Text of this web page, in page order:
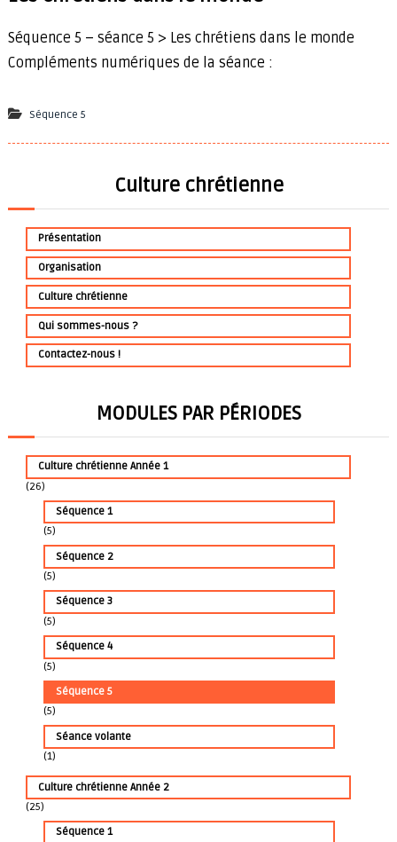
Séquence 5 – séance 5 > Les chrétiens dans le monde
Compléments numériques de la séance :
Séquence 5
Culture chrétienne
Présentation
Organisation
Culture chrétienne
Qui sommes-nous ?
Contactez-nous !
MODULES PAR PÉRIODES
Culture chrétienne Année 1
(26)
Séquence 1
(5)
Séquence 2
(5)
Séquence 3
(5)
Séquence 4
(5)
Séquence 5
(5)
Séance volante
(1)
Culture chrétienne Année 2
(25)
Séquence 1